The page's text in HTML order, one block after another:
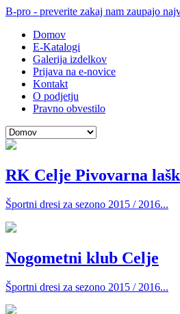
B-pro - preverite zakaj nam zaupajo
Domov
E-Katalogi
Galerija izdelkov
Prijava na e-novice
Kontakt
O podjetju
Pravno obvestilo
RK Celje Pivovarna
Športni dresi za sezono 2015 / 2016...
Nogometni klub Celje
Športni dresi za sezono 2015 / 2016...